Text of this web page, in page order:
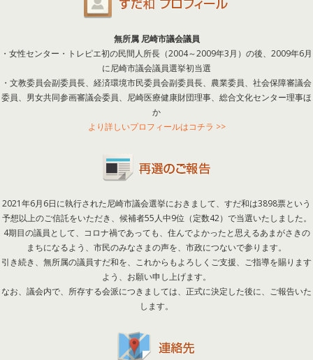
無所属 尼崎市議会議員
・女性センター・トレピエ初の民間人所長（2004～2009年3月）の後、2009年6月
に尼崎市議会議員選挙初当選
・文教委員会副委員長、経済環境市民委員会副委員長、農業委員、社会保障審議会
委員、男女共同参画審議会委員、尼崎医療健康財団理事、総合文化センター理事ほ
か
より詳しいプロフィールはコチラ >>
2021年6月6日に執行された尼崎市議会選挙におきまして、すだ和は3898票という
予想以上のご信託をいただき、候補者55人中9位（定数42）で当選いたしました。
4期目の議員として、コロナ禍であっても、住んでよかったと思えるあまがさきの
まちになるよう、市民のみなさまの声を、市政につないで参ります。
引き続き、無所属の議員すだ和を、これからもよろしくご支援、ご指導を賜ります
よう、お願い申し上げます。
なお、議会内で、所存する会派につきましては、正式に決定した後に、ご報告いた
します。